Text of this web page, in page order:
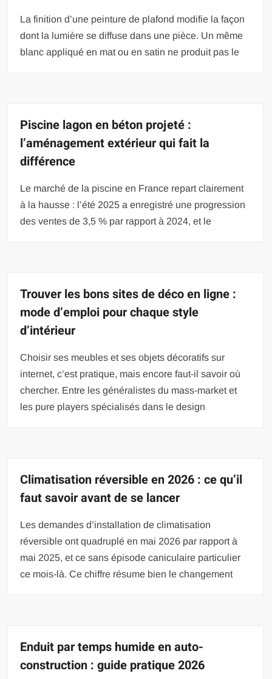
La finition d’une peinture de plafond modifie la façon
dont la lumière se diffuse dans une pièce. Un même
blanc appliqué en mat ou en satin ne produit pas le
Piscine lagon en béton projeté :
l’aménagement extérieur qui fait la
différence
Le marché de la piscine en France repart clairement
à la hausse : l’été 2025 a enregistré une progression
des ventes de 3,5 % par rapport à 2024, et le
Trouver les bons sites de déco en ligne :
mode d’emploi pour chaque style
d’intérieur
Choisir ses meubles et ses objets décoratifs sur
internet, c’est pratique, mais encore faut-il savoir où
chercher. Entre les généralistes du mass-market et
les pure players spécialisés dans le design
Climatisation réversible en 2026 : ce qu’il
faut savoir avant de se lancer
Les demandes d’installation de climatisation
réversible ont quadruplé en mai 2026 par rapport à
mai 2025, et ce sans épisode caniculaire particulier
ce mois-là. Ce chiffre résume bien le changement
Enduit par temps humide en auto-
construction : guide pratique 2026